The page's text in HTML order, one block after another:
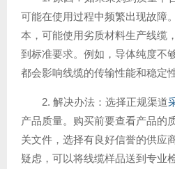
可能在使用过程中频繁出现故障
本，可能使用劣质材料生产线缆
到标准要求。例如，导体纯度不
都会影响线缆的传输性能和稳定性
2. 解决办法：选择正规渠道
产品质量。购买前要查看产品的
关文件，选择有良好信誉的供应
疑虑，可以将线缆样品送到专业